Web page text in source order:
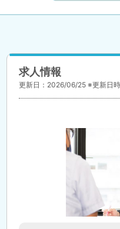
求人情報
更新日：2026/06/25 ※更新日